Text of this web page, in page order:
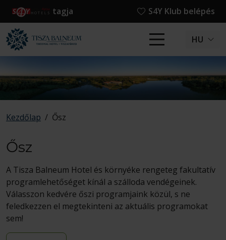
tagja S4Y Klub belépés
HU
Kezdőlap / Ősz
Ősz
A Tisza Balneum Hotel és környéke rengeteg fakultatív
programlehetőséget kínál a szálloda vendégeinek.
Válasszon kedvére őszi programjaink közül, s ne
feledkezzen el megtekinteni az aktuális programokat
sem!